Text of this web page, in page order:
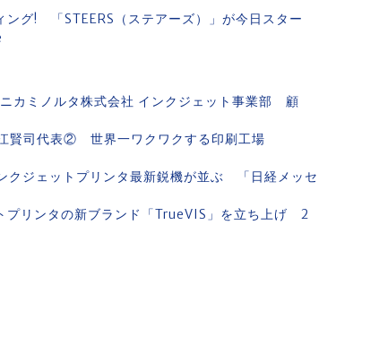
ング! 「STEERS（ステアーズ）」が今日スター
カミノルタ株式会社 インクジェット事業部 顧
賢司代表② 世界一ワクワクする印刷工場
ジェットプリンタ最新鋭機が並ぶ 「日経メッセ
リンタの新ブランド「TrueVIS」を立ち上げ 2